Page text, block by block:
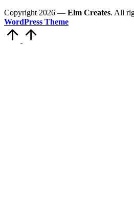
Copyright 2026 — Elm Creates. All
WordPress Theme